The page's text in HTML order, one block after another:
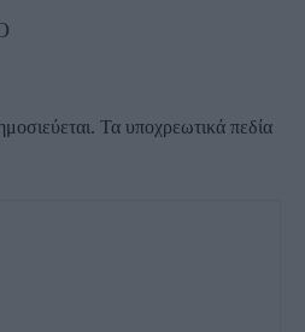
Τα υποχρεωτικά πεδία